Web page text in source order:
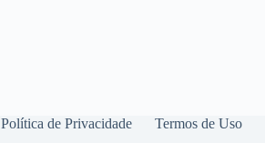
Política de Privacidade Termos de Uso